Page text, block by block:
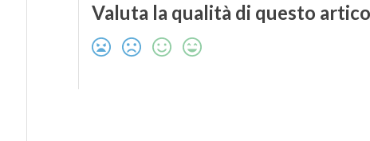
Valuta la qualità di questo